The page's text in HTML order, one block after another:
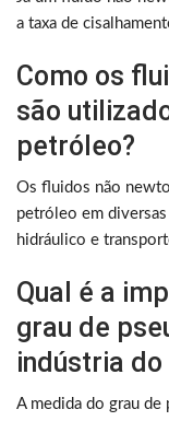
a taxa de
Como os
são
petróleo?
Os fluidos não
petróleo em
hidráulico e
Qual é a
grau de
indústria
A medida do grau de